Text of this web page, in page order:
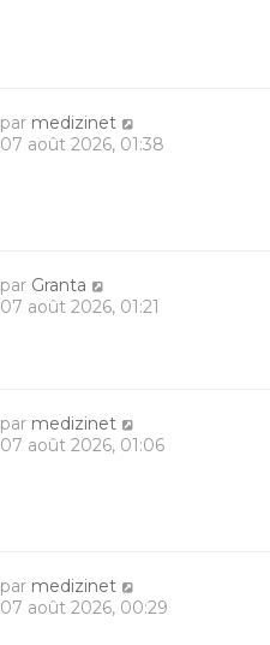
par medizinet
07 août 2026, 01:38
par Granta
07 août 2026, 01:21
par medizinet
07 août 2026, 01:06
par medizinet
07 août 2026, 00:29